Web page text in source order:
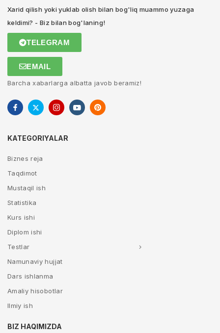
Xarid qilish yoki yuklab olish bilan bog'liq muammo yuzaga
keldimi? - Biz bilan bog'laning!
TELEGRAM
EMAIL
Barcha xabarlarga albatta javob beramiz!
KATEGORIYALAR
Biznes reja
Taqdimot
Mustaqil ish
Statistika
Kurs ishi
Diplom ishi
Testlar
Namunaviy hujjat
Dars ishlanma
Amaliy hisobotlar
Ilmiy ish
BIZ HAQIMIZDA